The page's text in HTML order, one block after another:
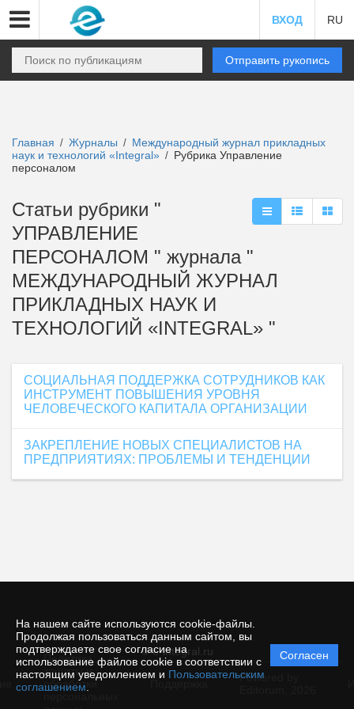
На нашем сайте используются cookie-файлы.
Продолжая пользоваться данным сайтом, вы
подтверждаете свое согласие на
использование файлов cookie в соответствии с
настоящим уведомлением и Пользовательским
соглашением
Согласен
ВХОД RU
Отправить рукопись
Главная / Журналы / Международный журнал прикладных
наук и технологий «Integral» / Рубрика Управление
персоналом
Статьи рубрики "
УПРАВЛЕНИЕ
ПЕРСОНАЛОМ " журнала "
МЕЖДУНАРОДНЫЙ ЖУРНАЛ
ПРИКЛАДНЫХ НАУК И
ТЕХНОЛОГИЙ «INTEGRAL» "
СОЦИАЛЬНАЯ ПОДДЕРЖКА СОТРУДНИКОВ КАК
ИНСТРУМЕНТ ПОВЫШЕНИЯ УРОВНЯ
ЧЕЛОВЕЧЕСКОГО КАПИТАЛА ОРГАНИЗАЦИИ
ЗАКРЕПЛЕНИЕ НОВЫХ СПЕЦИАЛИСТОВ НА
ПРЕДПРИЯТИЯХ: ПРОБЛЕМЫ И ТЕНДЕНЦИИ
© e-integral.ru
Политика
защиты и
обработки
Powered by